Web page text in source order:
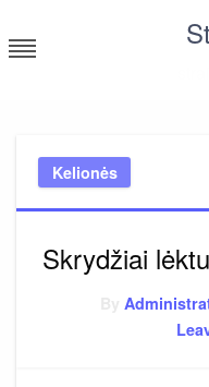
to
content
Kelionės
Skrydžiai